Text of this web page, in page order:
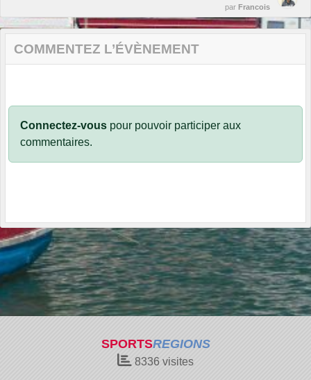
par Francois
COMMENTEZ L’ÉVÈNEMENT
Connectez-vous pour pouvoir participer aux
commentaires.
SPORTSREGIONS
8336 visites